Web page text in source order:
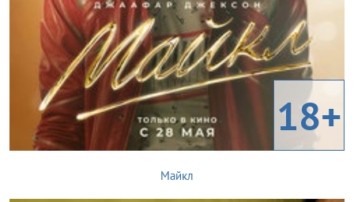
18+
Майкл